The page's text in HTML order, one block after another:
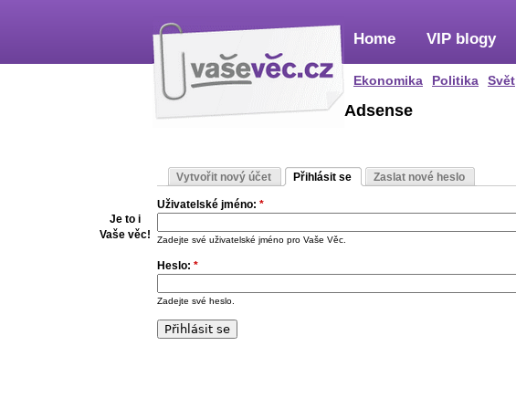
Home
Ekonomika Politika Svět
VIP blogy
Je to i
Vaše věc!
Adsense
Vytvořit nový účet Přihlásit se Zaslat nové heslo
Uživatelské jméno: *
Zadejte své uživatelské jméno pro Vaše Věc.
Heslo: *
Zadejte své heslo.